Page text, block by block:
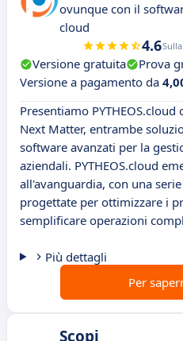
ovunque con il
cloud
4.6
Versione gratuita Prova
Versione a pagamento da
Presentiamo
Next Matter, entrambe
software avanzati per la
aziendali. PYTHEOS.cloud
all'avanguardia, con una
progettate per ottimizzare i
semplificare operazioni
Più dettagli
Per
Scopi